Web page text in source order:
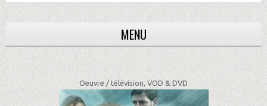
MENU
Oeuvre / télévision, VOD & DVD